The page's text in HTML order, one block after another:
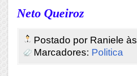
Neto Queiroz
Postado por Raniele às
Marcadores: Politica